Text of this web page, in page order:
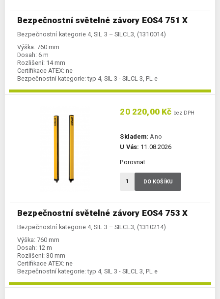
Bezpečnostní světelné závory EOS4 751 X
Bezpečnostní kategorie 4, SIL 3 – SILCL3, (1310014)
Výška: 760 mm
Dosah: 6 m
Rozlišení: 14 mm
Certifikace ATEX: ne
Bezpečnostní kategorie: typ 4, SIL 3 - SILCL 3, PL e
Bezpečnostní světelné závory EOS4 753 X
Bezpečnostní kategorie 4, SIL 3 – SILCL3, (1310214)
Výška: 760 mm
Dosah: 12 m
Rozlišení: 30 mm
Certifikace ATEX: ne
Bezpečnostní kategorie: typ 4, SIL 3 - SILCL 3, PL e
20 220,00 Kč bez DPH
Skladem: Ano
U Vás: 11.08.2026
Porovnat
DO KOŠÍKU